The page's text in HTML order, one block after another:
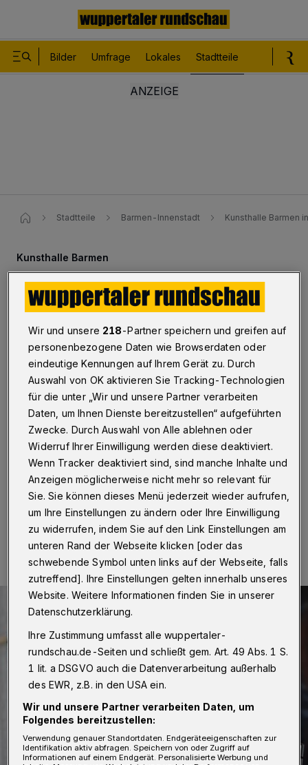
Bilder Umfrage Lokales Stadtteile
Stadtteile Barmen-Innenstadt Kunsthalle Barmen
Kunsthalle Barmen
Künstlergespräch mit Philipp
Fröhlich in der Ausstellung
„Märchen“
Die Ausstellung „Märchen“ von Philipp Fröhlich läuft
seit 3. Juni 2021 in der Kunsthalle Barmen in
Wuppertal. Nun wird sich der in Brüssel lebende
Künstler mit Wuppertaler Wurzeln am Sonntag (13. Juni
2021) um 15 Uhr in einem Künstlergespräch dem
Publikum vorstellen. Die wenigen möglichen Plätze vor
Ort sind schon ausgebucht, aber man kann noch digital
kostenfrei teilnehmen.
07.06.2021 , 15:07 Uhr Eine Minute Lesezeit
Wir und unsere 218-Partner speichern und greifen auf
personenbezogene Daten wie Browserdaten oder
eindeutige Kennungen auf Ihrem Gerät zu. Durch
Auswahl von OK aktivieren Sie Tracking-Technologien
für die unter „Wir und unsere Partner verarbeiten
Daten, um Ihnen Dienste bereitzustellen“ aufgeführten
Zwecke. Durch Auswahl von Alle ablehnen oder
Widerruf Ihrer Einwilligung werden diese deaktiviert.
Wenn Tracker deaktiviert sind, sind manche Inhalte und
Anzeigen möglicherweise nicht mehr so relevant für
Sie. Sie können dieses Menü jederzeit wieder aufrufen,
um Ihre Einstellungen zu ändern oder Ihre Einwilligung
zu widerrufen, indem Sie auf den Link Einstellungen am
unteren Rand der Webseite klicken [oder das
schwebende Symbol unten links auf der Webseite, falls
zutreffend]. Ihre Einstellungen gelten innerhalb unseres
Website. Weitere Informationen finden Sie in unserer
Datenschutzerklärung.
Ihre Zustimmung umfasst alle wuppertaler-
rundschau.de-Seiten und schließt gem. Art. 49 Abs. 1 S.
1 lit. a DSGVO auch die Datenverarbeitung außerhalb
des EWR, z.B. in den USA ein.
Wir und unsere Partner verarbeiten Daten, um
Folgendes bereitzustellen:
Verwendung genauer Standortdaten. Endgeräteeigenschaften zur
Identifikation aktiv abfragen. Speichern von oder Zugriff auf
Informationen auf einem Endgerät. Personalisierte Werbung und